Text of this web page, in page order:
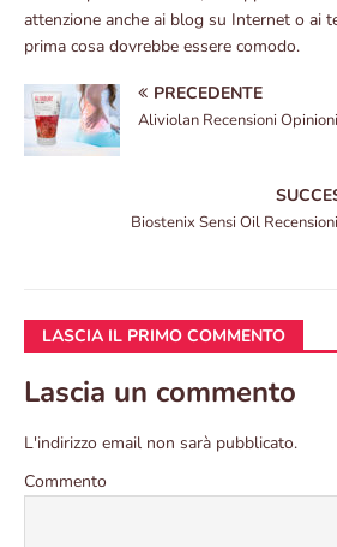
attenzione anche ai blog su Internet o ai
prima cosa dovrebbe essere comodo.
PRECEDENTE
Aliviolan Recensioni Opinioni
Biostenix Sensi Oil
LASCIA IL PRIMO COMMENTO
Lascia un commento
L'indirizzo email non sarà pubblicato.
Commento